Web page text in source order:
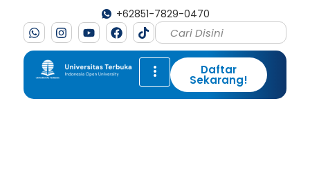
+62851-7829-0470
Daftar
Sekarang!